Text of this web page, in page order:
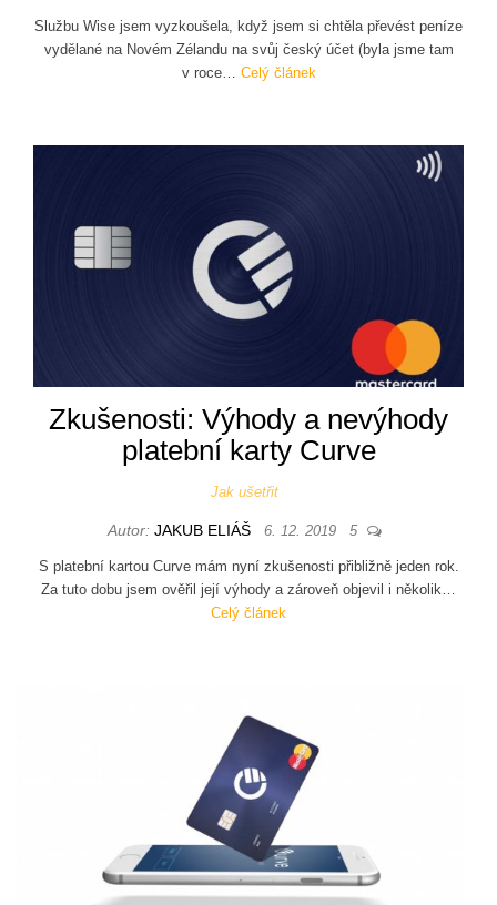
Službu Wise jsem vyzkoušela, když jsem si chtěla převést peníze
vydělané na Novém Zélandu na svůj český účet (byla jsme tam
v roce… Celý článek
Zkušenosti: Výhody a nevýhody
platební karty Curve
Jak ušetřit
Autor: JAKUB ELIÁŠ 6. 12. 2019 5
S platební kartou Curve mám nyní zkušenosti přibližně jeden rok.
Za tuto dobu jsem ověřil její výhody a zároveň objevil i několik…
Celý článek